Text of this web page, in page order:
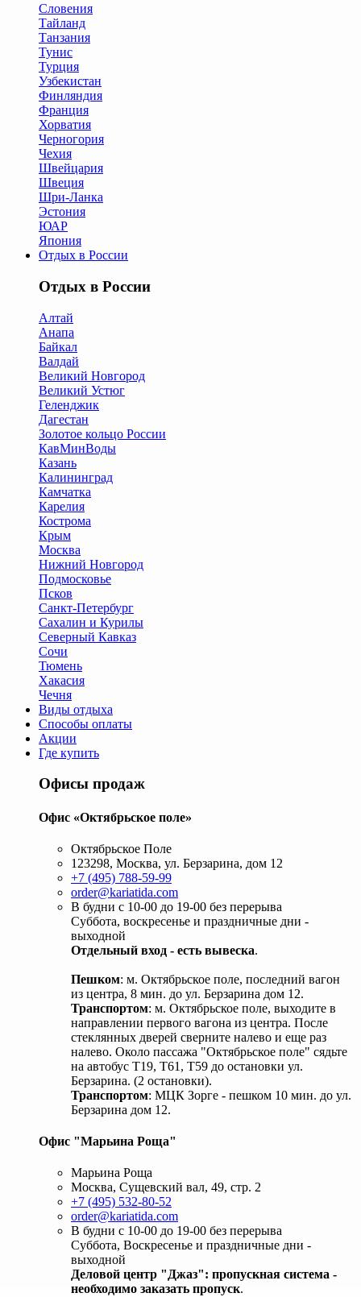
Словения
Тайланд
Танзания
Тунис
Турция
Узбекистан
Финляндия
Франция
Хорватия
Черногория
Чехия
Швейцария
Швеция
Шри-Ланка
Эстония
ЮАР
Япония
Отдых в России
Отдых в России
Алтай
Анапа
Байкал
Валдай
Великий Новгород
Великий Устюг
Геленджик
Дагестан
Золотое кольцо России
КавМинВоды
Казань
Калининград
Камчатка
Карелия
Кострома
Крым
Москва
Нижний Новгород
Подмосковье
Псков
Санкт-Петербург
Сахалин и Курилы
Северный Кавказ
Сочи
Тюмень
Хакасия
Чечня
Виды отдыха
Способы оплаты
Акции
Где купить
Офисы продаж
Офис «Октябрьское поле»
Октябрьское Поле
123298, Москва, ул. Берзарина, дом 12
+7 (495) 788-59-99
order@kariatida.com
В будни с 10-00 до 19-00 без перерыва
Суббота, воскресенье и праздничные дни -
выходной
Отдельный вход - есть вывеска.
Пешком: м. Октябрьское поле, последний вагон
из центра, 8 мин. до ул. Берзарина дом 12.
Транспортом: м. Октябрьское поле, выходите в
направлении первого вагона из центра. После
стеклянных дверей сверните налево и еще раз
налево. Около пассажа "Октябрьское поле" сядьте
на автобус Т19, Т61, Т59 до остановки ул.
Берзарина. (2 остановки).
Транспортом: МЦК Зорге - пешком 10 мин. до ул.
Берзарина дом 12.
Офис "Марьина Роща"
Марьина Роща
Москва, Сущевский вал, 49, стр. 2
+7 (495) 532-80-52
order@kariatida.com
В будни с 10-00 до 19-00 без перерыва
Суббота, Воскресенье и праздничные дни -
выходной
Деловой центр "Джаз": пропускная система -
необходимо заказать пропуск.